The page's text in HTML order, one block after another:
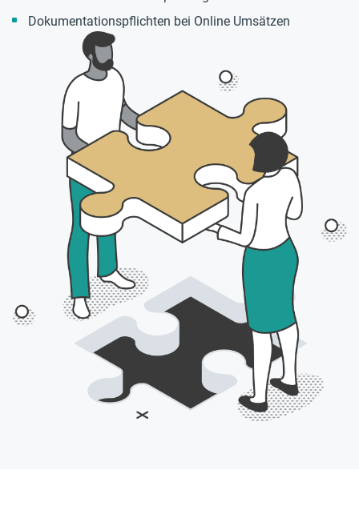
Dokumentationspflichten bei Online Umsätzen